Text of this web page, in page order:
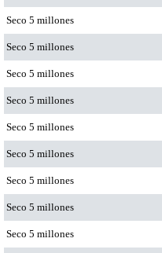
Seco 5 millones
Seco 5 millones
Seco 5 millones
Seco 5 millones
Seco 5 millones
Seco 5 millones
Seco 5 millones
Seco 5 millones
Seco 5 millones